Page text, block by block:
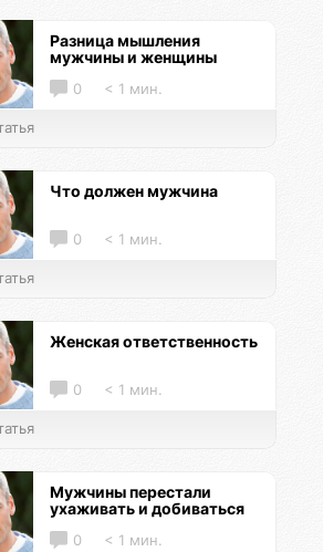
Разница мышления
мужчины и женщины
0 < 1 мин.
Что должен мужчина
0 < 1 мин.
Женская ответственность
0 < 1 мин.
Мужчины перестали
ухаживать и добиваться
0 < 1 мин.